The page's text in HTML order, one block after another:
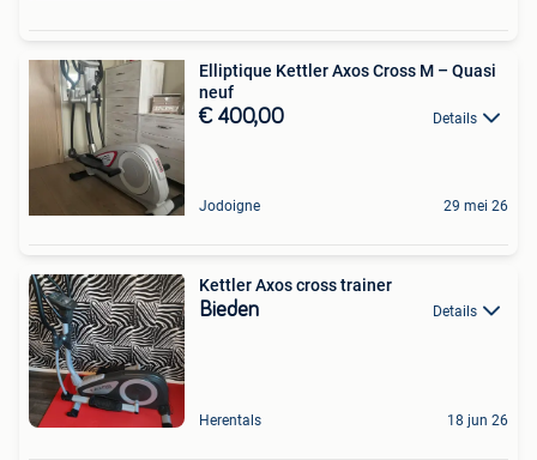
Elliptique Kettler Axos Cross M – Quasi
neuf
€ 400,00 Details
Jodoigne 29 mei 26
Kettler Axos cross trainer
Bieden Details
Herentals 18 jun 26